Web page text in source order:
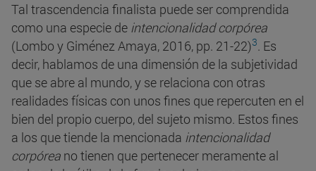
Tal trascendencia finalista puede ser comprendida
como una especie de intencionalidad corpórea
(Lombo y Giménez Amaya, 2016, pp. 21-22)3. Es
decir, hablamos de una dimensión de la subjetividad
que se abre al mundo, y se relaciona con otras
realidades físicas con unos fines que repercuten en el
bien del propio cuerpo, del sujeto mismo. Estos fines
a los que tiende la mencionada intencionalidad
corpórea no tienen que pertenecer meramente al